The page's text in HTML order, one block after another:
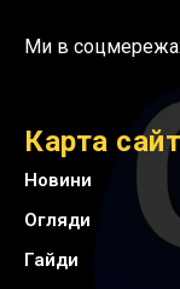
Ми в
Карта
Новини
Огляди
Гайди